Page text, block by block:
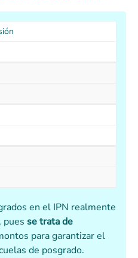
en el IPN realmente
pues se trata de
para garantizar el
de posgrado.